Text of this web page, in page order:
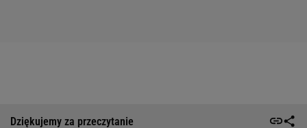
Dziękujemy za przeczytanie